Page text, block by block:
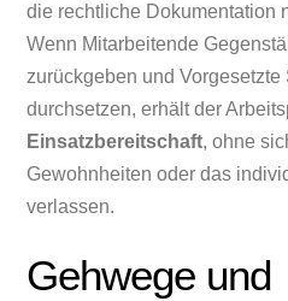
die rechtliche Dokumentation
Wenn Mitarbeitende
zurückgeben und
durchsetzen, erhält der
Einsatzbereitschaft, ohne
Gewohnheiten oder das
verlassen.
Gehwege und